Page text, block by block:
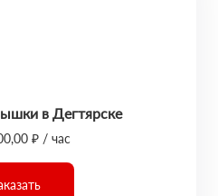
в Дегтярске
₽ / час